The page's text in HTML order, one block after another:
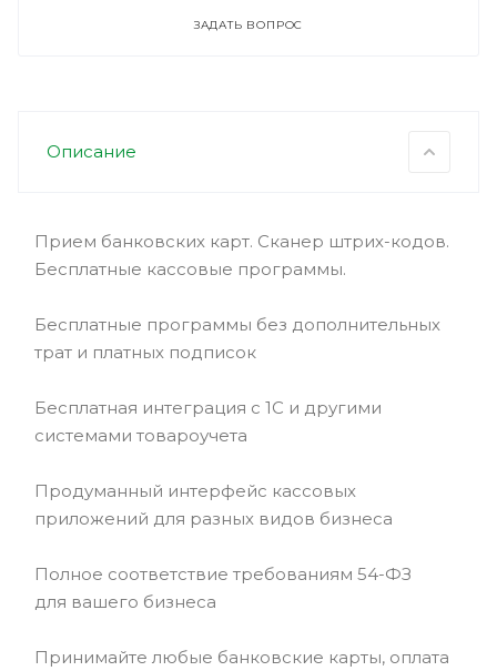
ЗАДАТЬ ВОПРОС
Описание
Прием банковских карт. Сканер штрих-кодов.
Бесплатные кассовые программы.
Бесплатные программы без дополнительных
трат и платных подписок
Бесплатная интеграция с 1С и другими
системами товароучета
Продуманный интерфейс кассовых
приложений для разных видов бизнеса
Полное соответствие требованиям 54-ФЗ
для вашего бизнеса
Принимайте любые банковские карты, оплата